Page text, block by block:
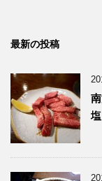
最新の投稿